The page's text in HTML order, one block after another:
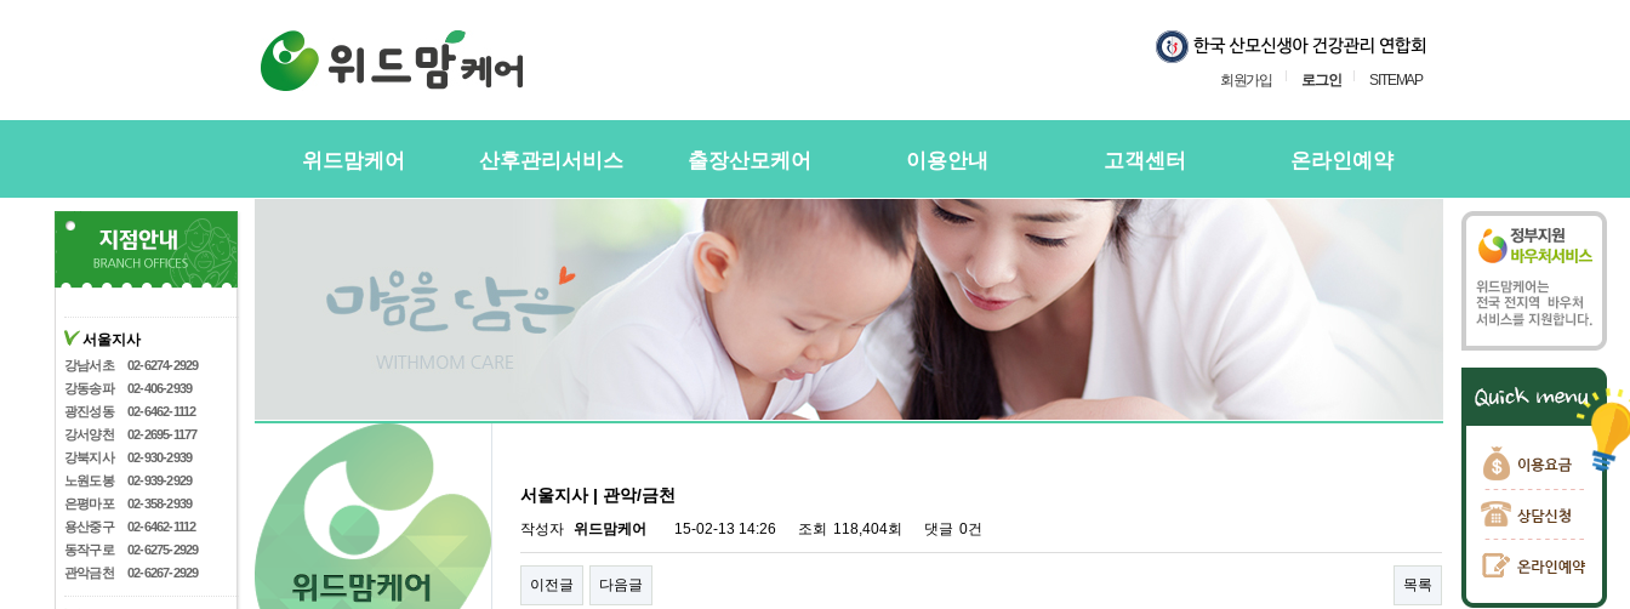
회원가입 로그인 SITEMAP
위드맘케어
지사모집
산후관리사모집
산후관리서비스
스
산후관리사 업무
출장산모케어
산전바디케어
산후바디케어
케어매니저 자격요건
유의사항
이용안내
이용절차
이용요금
대여용품
이용약관
고객센터
공지사항
문의하기
이용후기
자주하는질문
상담신청
상담신청 확인
온라인예약
온라인예약
온라인 예약확인
서울지사
강남서초
02-6274-2929
강동송파
02-406-2939
광진성동
02-6462-1112
강서양천
02-2695-1177
강북지사
02-930-2939
노원도봉
02-939-2929
은평마포
02-358-2939
용산중구
02-6462-1112
동작구로
02-6275-2929
관악금천
02-6267-2929
서울지사 | 관악/금천
작성자 위드맘케어 15-02-13 14:26 조회 118,404회 댓글 0건
이전글 다음글 목록